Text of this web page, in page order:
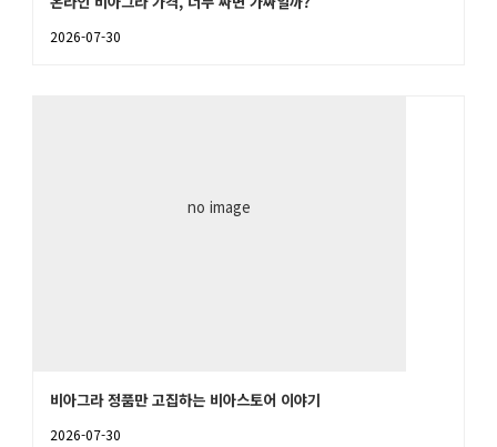
2026-07-30
no image
비아그라 정품만 고집하는 비아스토어 이야기
2026-07-30